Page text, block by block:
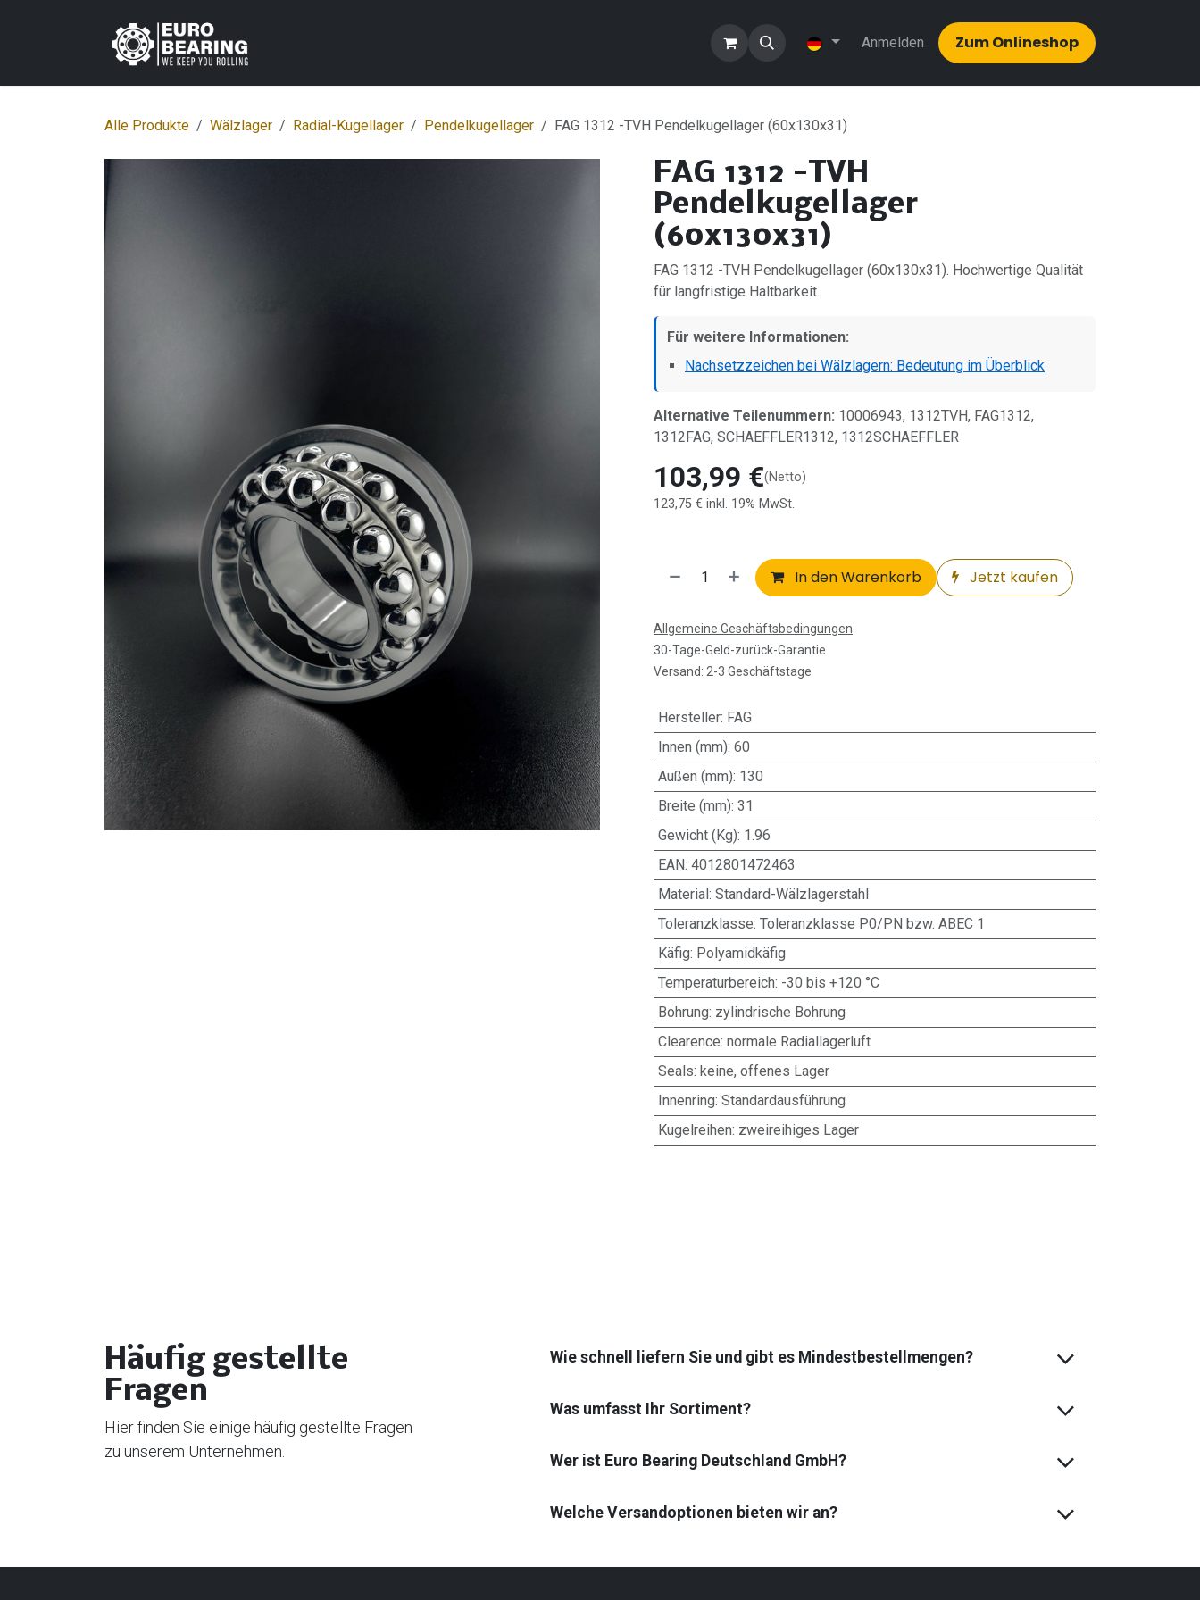
Anmelden Zum Onlinesh​​op
Alle Produkte Wälzlager Radial-Kugellager Pendelkugellager FAG 1312 -TVH Pendelkugellager (60x130x31)
FAG 1312 -TVH
Pendelkugellager
(60x130x31)
FAG 1312 -TVH Pendelkugellager (60x130x31). Hochwertige Qualität
für langfristige Haltbarkeit.
Für weitere Informationen:
Nachsetzzeichen bei Wälzlagern: Bedeutung im Überblick
Alternative Teilenummern: 10006943, 1312TVH, FAG1312,
1312FAG, SCHAEFFLER1312, 1312SCHAEFFLER
103,99 €(Netto)
123,75 € inkl. 19% MwSt.
In den Warenkorb Jetzt kaufen
Allgemeine Geschäftsbedingungen
30-Tage-Geld-zurück-Garantie
Versand: 2-3 Geschäftstage
Hersteller: FAG
Innen (mm): 60
Außen (mm): 130
Breite (mm): 31
Gewicht (Kg): 1.96
EAN: 4012801472463
Material: Standard-Wälzlagerstahl
Toleranzklasse: Toleranzklasse P0/PN bzw. ABEC 1
Käfig: Polyamidkäfig
Temperaturbereich: -30 bis +120 °C
Bohrung: zylindrische Bohrung
Clearence: normale Radiallagerluft
Seals: keine, offenes Lager
Innenring: Standardausführung
Kugelreihen: zweireihiges Lager
Häufig gestellte
Fragen
Hier finden Sie einige häufig gestellte Fragen
zu unserem Unternehmen.
Wie schnell liefern Sie und gibt es Mindest­bestell­mengen?
Was umfasst Ihr Sortiment?
Wer ist Euro Bearing Deutschland GmbH?
Welche Versandoptionen bieten wir an?